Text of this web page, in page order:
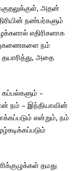
அதன்
நண்பர்களும்
எதிரிகளாக
நம்
தயாரித்து, அதை
–
நம் – இந்தியாவின்
என்றும், நம்
தமது